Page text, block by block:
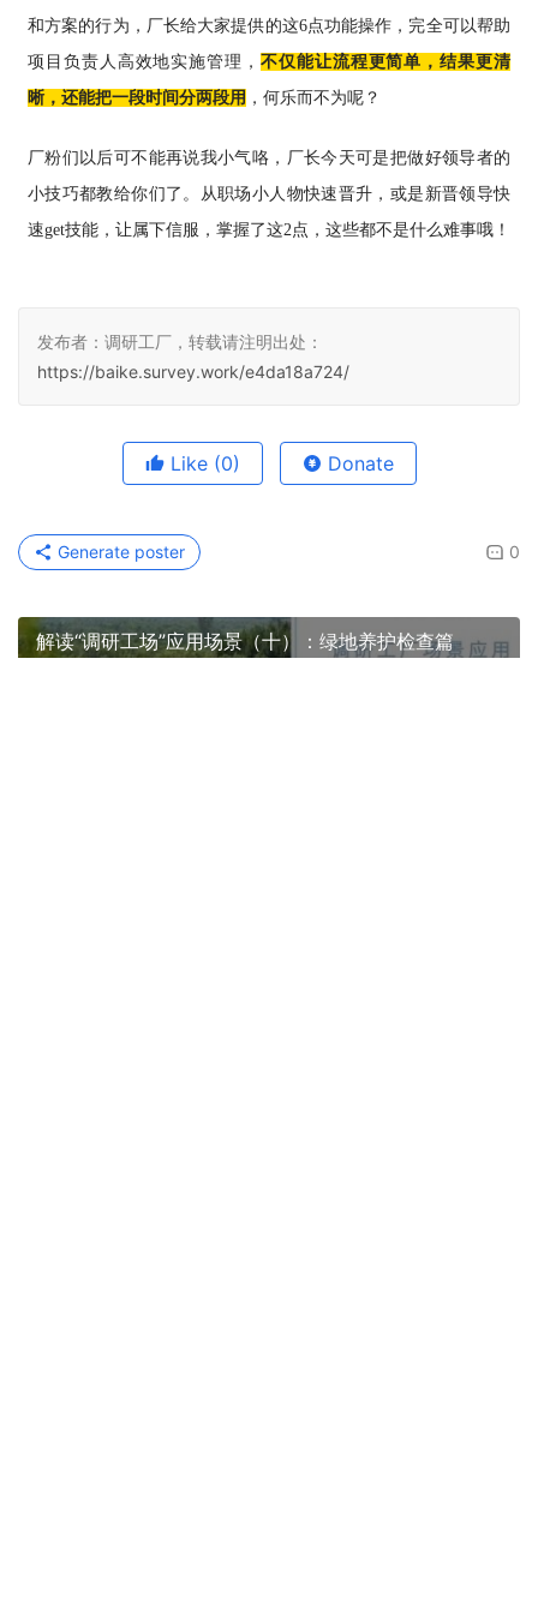
和方案的行为，厂长给大家提供的这6点功能操作，完全可以帮助
项目负责人高效地实施管理， 不仅能让流程更简单，结果更清
晰，还能把一段时间分两段用 ，何乐而不为呢？
厂粉们以后可不能再说我小气咯，厂长今天可是把做好领导者的
小技巧都教给你们了。从职场小人物快速晋升，或是新晋领导快
速get技能，让属下信服，掌握了这2点，这些都不是什么难事哦！
发布者：调研工厂，转载请注明出处：
https://baike.survey.work/e4da18a724/
Like (0) Donate
0
Generate poster
解读“调研工场”应用场景（十）：绿地养护检查篇